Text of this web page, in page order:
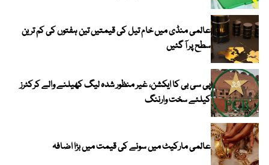
عالمی منڈی میں خام تیل کی قیمتیں تین ہفتوں کی کم ترین
سطح پر آ گئیں
پی سی بی کا ایکشن، غیر منظور شدہ لیگ کھیلنے والے کرکٹرز
کیلئے سخت وارننگ
عالمی مارکیٹ میں سونے کی قیمت میں بڑا اضافہ